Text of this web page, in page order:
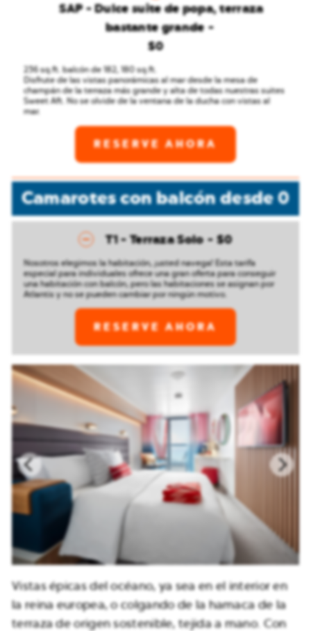
SAP - Dulce suite de popa, terraza
bastante grande
236 sq.ft. balcón de 182, 180 sq.ft.
Disfrute de las vistas panorámicas al mar desde la mesa de
champán de la terraza más grande y alta de todas nuestras suites
Sweet Aft. No se olvide de la ventana de la ducha con vistas al
mar.
$0
RESERVE AHORA
Camarotes con balcóndesde0
T1 - Terraza Solo
Nosotros elegimos la habitación, ¡usted navega! Esta tarifa
especial para individuales ofrece una gran oferta para conseguir
una habitación con balcón, pero las habitaciones se asignan por
Atlantis y no se pueden cambiar por ningún motivo.
$0
RESERVE AHORA
Vistas épicas del océano, ya sea en el interior en
la reina europea, o colgando de la hamaca de la
terraza de origen sostenible, tejida a mano. Con